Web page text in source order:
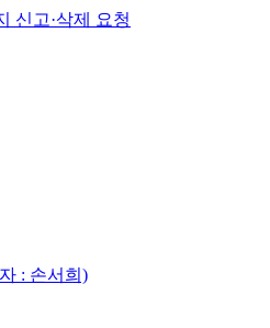
신고·삭제 요청
: 손서희)